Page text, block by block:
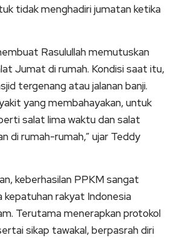
tidak menghadiri jumatan ketika
Rasulullah memutuskan
Jumat di rumah. Kondisi saat itu,
tergenang atau jalanan banji.
yang membahayakan, untuk
salat lima waktu dan salat
di rumah-rumah,” ujar Teddy
keberhasilan PPKM sangat
kepatuhan rakyat Indonesia
Terutama menerapkan protokol
sikap tawakal, berpasrah diri